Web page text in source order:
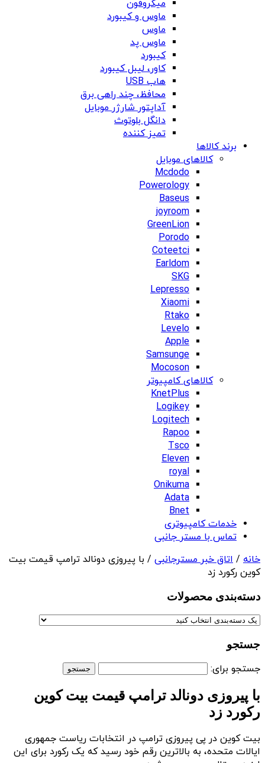
میکروفون
ماوس و کیبورد
ماوس
ماوس پد
کیبورد
کاور، لیبل کیبورد
هاب USB
محافظ، چند راهی برق
آداپتور شارژر موبایل
دانگل بلوتوث
تمیز کننده
برند کالاها
کالاهای موبایل
Mcdodo
Powerology
Baseus
joyroom
GreenLion
Porodo
Coteetci
Earldom
SKG
Lepresso
Xiaomi
Rtako
Levelo
Apple
Samsunge
Mocoson
کالاهای کامپیوتر
KnetPlus
Logikey
Logitech
Rapoo
Tsco
Eleven
royal
Onikuma
Adata
Bnet
خدمات کامپیوتری
تماس با مستر جانبی
خانه / اتاق خبر مسترجانبی / با پیروزی دونالد ترامپ قیمت بیت
کوین رکورد زد
دسته‌بندی‌ محصولات
جستجو
جستجو برای:
با پیروزی دونالد ترامپ قیمت بیت کوین
رکورد زد
بیت کوین در پی پیروزی ترامپ در انتخابات ریاست جمهوری
ایالات متحده، به بالاترین رقم خود رسید که یک رکورد برای این